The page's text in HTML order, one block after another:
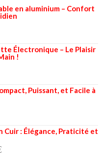
en aluminium – Confort
Électronique – Le Plaisir
!
Puissant, et Facile à
Cuir : Élégance, Praticité et